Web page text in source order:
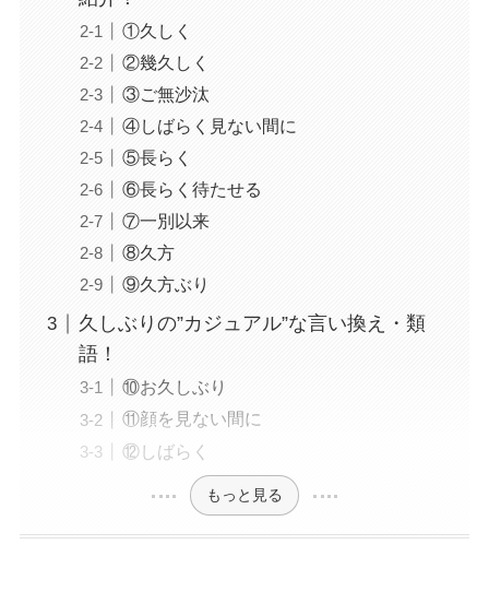
①久しく
②幾久しく
③ご無沙汰
④しばらく見ない間に
⑤長らく
⑥長らく待たせる
⑦一別以来
⑧久方
⑨久方ぶり
久しぶりの”カジュアル”な言い換え・類
語！
⑩お久しぶり
⑪顔を見ない間に
⑫しばらく
もっと見る